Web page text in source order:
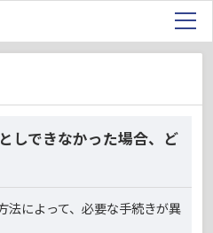
しできなかった場合、ど
法によって、必要な手続きが異